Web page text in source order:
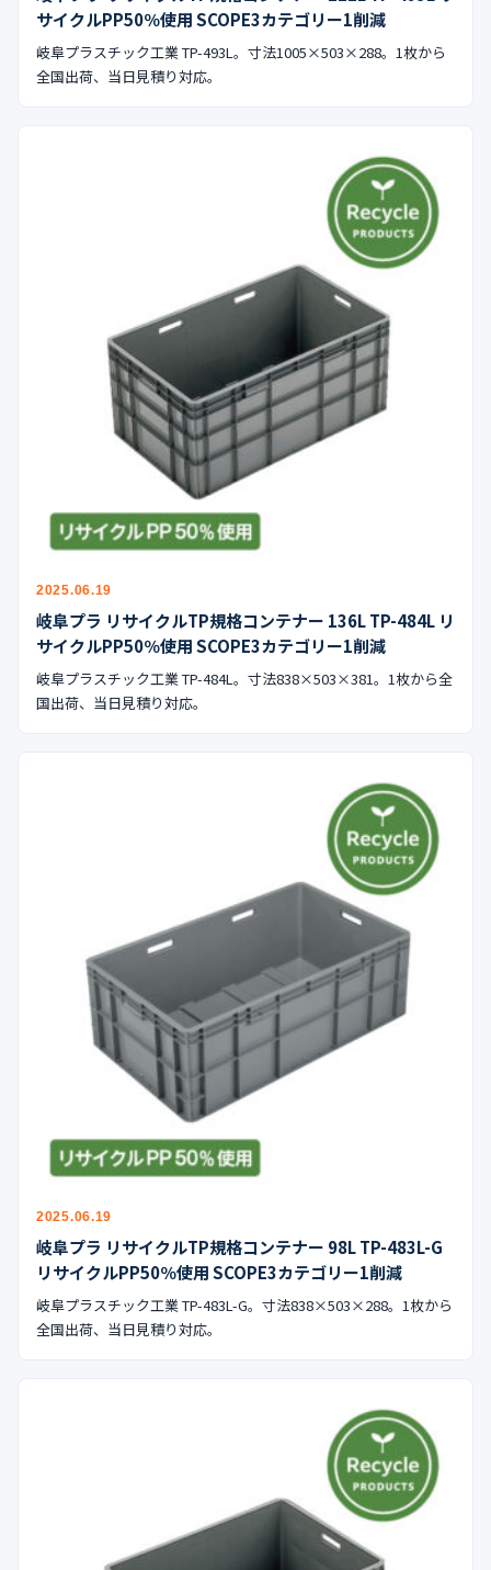
サイクルPP50％使用 SCOPE3カテゴリー1削減
岐阜プラスチック工業 TP-493L。寸法1005×503×288。1枚から
全国出荷、当日見積り対応。
2025.06.19
岐阜プラ リサイクルTP規格コンテナー 136L TP-484L リ
サイクルPP50％使用 SCOPE3カテゴリー1削減
岐阜プラスチック工業 TP-484L。寸法838×503×381。1枚から全
国出荷、当日見積り対応。
2025.06.19
岐阜プラ リサイクルTP規格コンテナー 98L TP-483L-G
リサイクルPP50％使用 SCOPE3カテゴリー1削減
岐阜プラスチック工業 TP-483L-G。寸法838×503×288。1枚から
全国出荷、当日見積り対応。